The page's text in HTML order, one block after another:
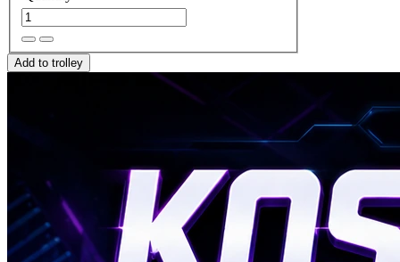
Add to trolley